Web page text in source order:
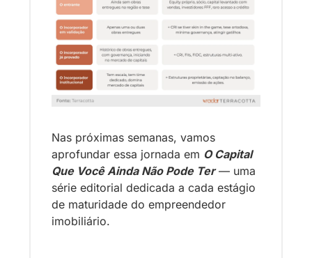
Nas próximas semanas, vamos
aprofundar essa jornada em O Capital
Que Você Ainda Não Pode Ter — uma
série editorial dedicada a cada estágio
de maturidade do empreendedor
imobiliário.